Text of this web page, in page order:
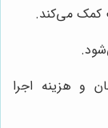
کمک می‌کند.
و هزینه اجرا